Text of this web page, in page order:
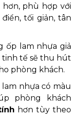
phù hợp với
tối giản, tân
ốp lam nhựa giả
tinh tế sẽ thu hút
phòng khách.
lam nhựa có màu
phòng khách
hơn tùy theo